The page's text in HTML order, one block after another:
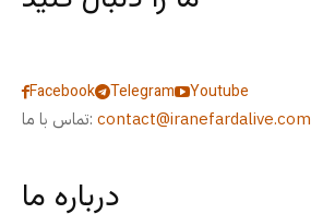
Facebook Telegram
Youtube
تماس با ما: contact@iranefardalive.com
درباره ما